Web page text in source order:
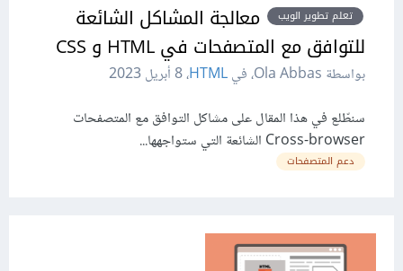
تعلم تطوير الويب
معالجة المشاكل الشائعة
للتوافق مع المتصفحات في HTML و CSS
بواسطة Ola Abbas، في HTML،8 أبريل 2023
سنطّلع في هذا المقال على مشاكل التوافق مع المتصفحات
Cross-browser الشائعة التي ستواجهها...
دعم المتصفحات